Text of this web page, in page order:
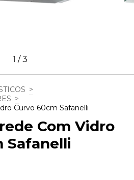
1 /3
>
>
Curvo 60cm Safanelli
Com Vidro
Safanelli